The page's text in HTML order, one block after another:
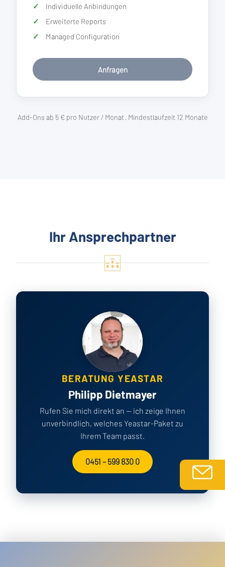
Individuelle Anbindungen
Erweiterte Reports
Managed Configuration
Anfragen
Add-Ons ab 5 € pro Nutzer / Monat · Mindestlaufzeit 12 Monate
Ihr Ansprechpartner
BERATUNG YEASTAR
Philipp Dietmayer
Rufen Sie mich direkt an — ich zeige Ihnen
unverbindlich, welches Yeastar-Paket zu
Ihrem Team passt.
0451 – 599 830 0